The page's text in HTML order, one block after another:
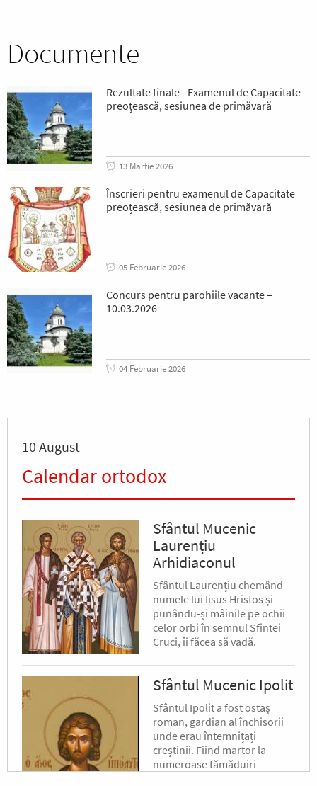
Documente
Rezultate finale - Examenul de Capacitate
preoțească, sesiunea de primăvară
13 Martie 2026
Înscrieri pentru examenul de Capacitate
preoțească, sesiunea de primăvară
05 Februarie 2026
Concurs pentru parohiile vacante –
10.03.2026
04 Februarie 2026
10 August
Calendar ortodox
Sfântul Mucenic
Laurențiu
Arhidiaconul
Sfântul Laurențiu chemând
numele lui Iisus Hristos și
punându-și mâinile pe ochii
celor orbi în semnul Sfintei
Cruci, îi făcea să vadă.
Sfântul Mucenic Ipolit
Sfântul Ipolit a fost ostaș
roman, gardian al închisorii
unde erau întemnițați
creștinii. Fiind martor la
numeroase tămăduiri